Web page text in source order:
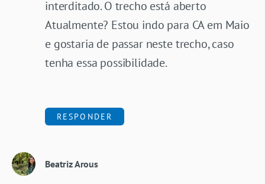
interditado. O trecho está aberto
Atualmente? Estou indo para CA em Maio
e gostaria de passar neste trecho, caso
tenha essa possibilidade.
RESPONDER
Beatriz Arous